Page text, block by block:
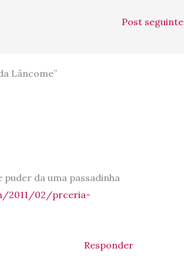
Post seguinte
Lâncome”
puder da uma passadinha
2011/02/prceria-
Responder